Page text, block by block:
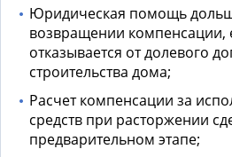
Юридическая помощь
возвращении компенсации,
отказывается от долевого
строительства дома;
Расчет компенсации за
средств при расторжении
предварительном этапе;